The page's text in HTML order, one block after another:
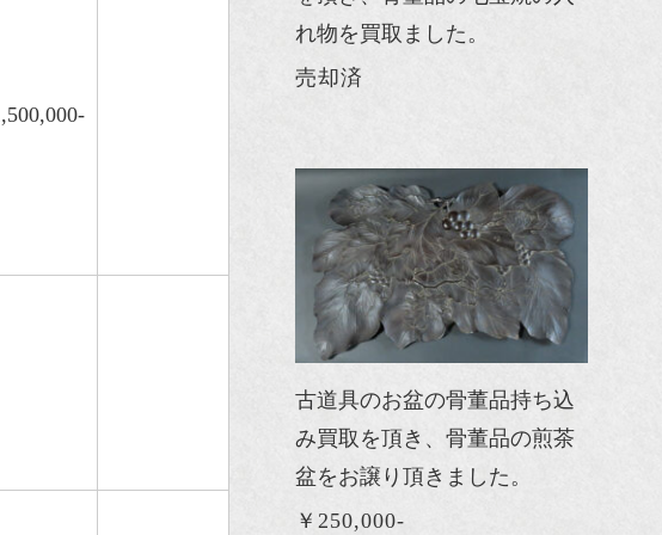
れ物を買取ました。
売却済
古道具のお盆の骨董品持ち込
み買取を頂き、骨董品の煎茶
盆をお譲り頂きました。
￥250,000-